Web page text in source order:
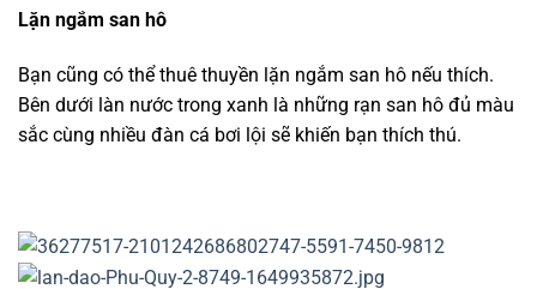
Lặn ngắm san hô
Bạn cũng có thể thuê thuyền lặn ngắm san hô nếu thích.
Bên dưới làn nước trong xanh là những rạn san hô đủ màu
sắc cùng nhiều đàn cá bơi lội sẽ khiến bạn thích thú.